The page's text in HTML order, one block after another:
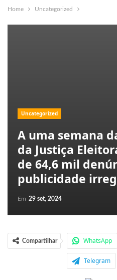
Home Uncategorized
Uncategorized
A uma semana
da Justiça
de 64,6 mil
publicidade
Em 29 set, 2024
Compartilhar WhatsApp
Telegram